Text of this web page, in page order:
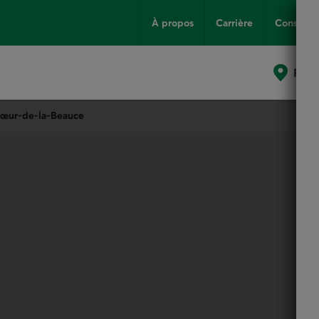
À propos Carrière Conseils
de-la-Beauce